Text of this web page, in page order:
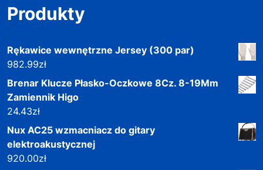
Produkty
Rękawice wewnętrzne Jersey (300 par)
982.99zł
Brenar Klucze Płasko-Oczkowe 8Cz. 8-19Mm
Zamiennik Higo
24.43zł
Nux AC25 wzmacniacz do gitary
elektroakustycznej
920.00zł